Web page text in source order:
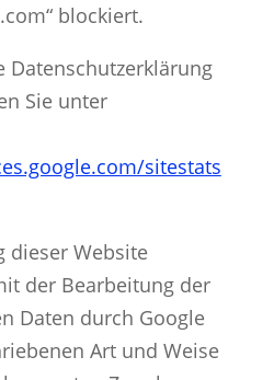
blockiert.
Datenschutzerklärung
Sie unter
sitestats
dieser Website
der Bearbeitung der
Daten durch Google
Art und Weise